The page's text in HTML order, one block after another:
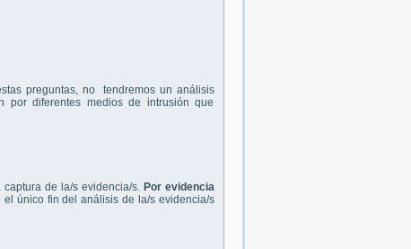
preguntas, no tendremos un análisis
por diferentes medios de intrusión que
de la/s evidencia/s. Por evidencia
el único fin del análisis de la/s evidencia/s